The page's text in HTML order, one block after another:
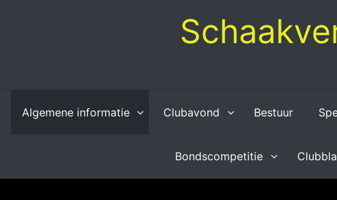
Algemene informatie Clubavond Bestuur
Bondscompetitie